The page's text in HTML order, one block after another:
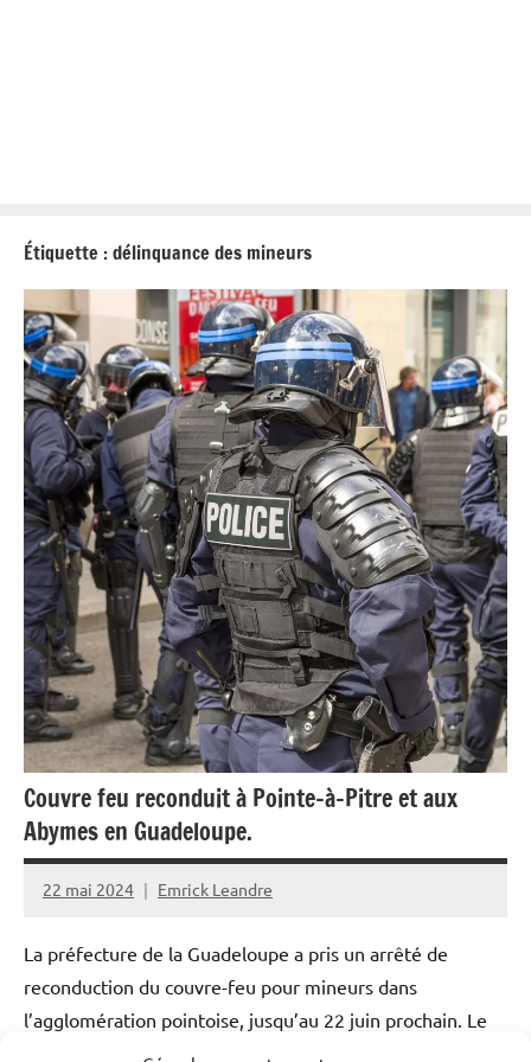
Étiquette :délinquance des mineurs
Couvre feu reconduit à Pointe-à-Pitre et aux
Abymes en Guadeloupe.
22 mai 2024 Emrick Leandre
La préfecture de la Guadeloupe a pris un arrêté de
reconduction du couvre-feu pour mineurs dans
l’agglomération pointoise, jusqu’au 22 juin prochain. Le
texte initial a été adapté, en fonction du bilan de cette